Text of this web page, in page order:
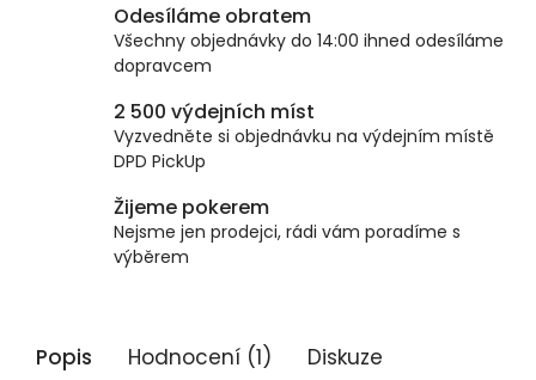
Odesíláme obratem
Všechny objednávky do 14:00 ihned odesíláme
dopravcem
2 500 výdejních míst
Vyzvedněte si objednávku na výdejním místě
DPD PickUp
Žijeme pokerem
Nejsme jen prodejci, rádi vám poradíme s
výběrem
Popis Hodnocení (1)
Diskuze